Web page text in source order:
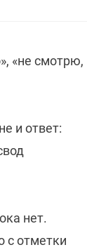
«не смотрю,
и ответ:
нет.
с отметки